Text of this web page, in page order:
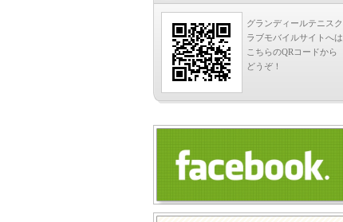
グランディールテニスク
ラブモバイルサイトへは
こちらのQRコードから
どうぞ！